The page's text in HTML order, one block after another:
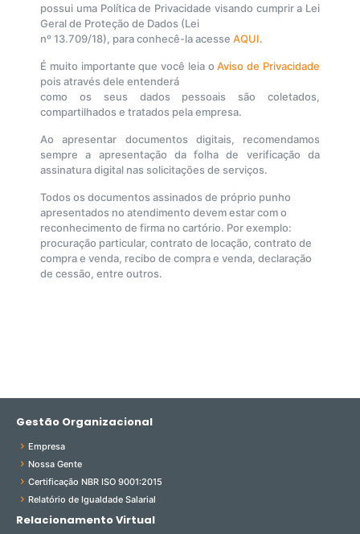
possui uma Política de Privacidade visando cumprir a Lei
Geral de Proteção de Dados (Lei
nº 13.709/18), para conhecê-la acesse AQUI.
É muito importante que você leia oAviso de Privacidade
pois através dele entenderá
como os seus dados pessoais são coletados,
compartilhados e tratados pela empresa.
Ao apresentar documentos digitais, recomendamos
sempre a apresentação da folha de verificação da
assinatura digital nas solicitações de serviços.
Todos os documentos assinados de próprio punho
apresentados no atendimento devem estar com o
reconhecimento de firma no cartório. Por exemplo:
procuração particular, contrato de locação, contrato de
compra e venda, recibo de compra e venda, declaração
de cessão, entre outros.
Gestão Organizacional
Empresa
Nossa Gente
Certificação NBR ISO 9001:2015
Relatório de Igualdade Salarial
Relacionamento Virtual